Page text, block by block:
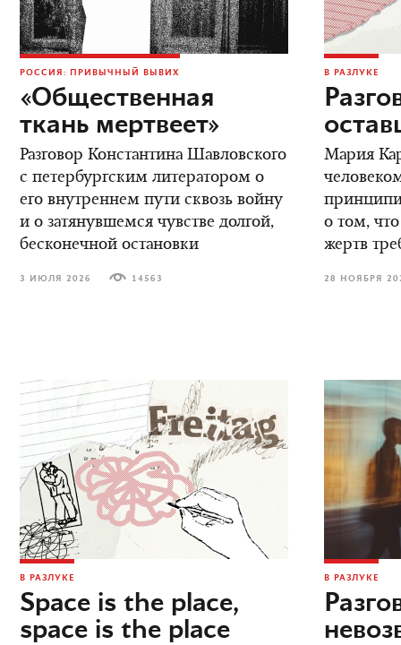
РОССИЯ: ПРИВЫЧНЫЙ ВЫВИХ
«Общественная
ткань мертвеет»
Разговор Константина Шавловского
с петербургским литератором о
его внутреннем пути сквозь войну
и о затянувшемся чувстве долгой,
бесконечной остановки
3 ИЮЛЯ 2026 14563
В РАЗЛУКЕ
Мария
о том,
жертв
28 НОЯБРЯ
В РАЗЛУКЕ
Space is the place,
space is the place
В РАЗЛУКЕ